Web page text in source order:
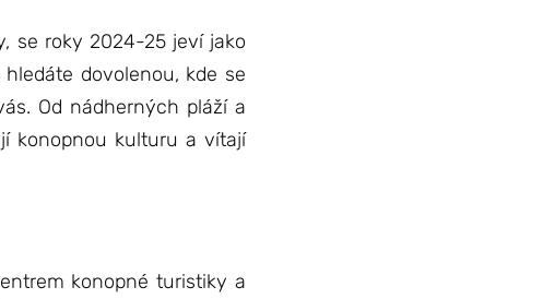
se roky 2024-25 jeví jako
dovolenou, kde se
Od nádherných pláží a
konopnou kulturu a vítají
konopné turistiky a